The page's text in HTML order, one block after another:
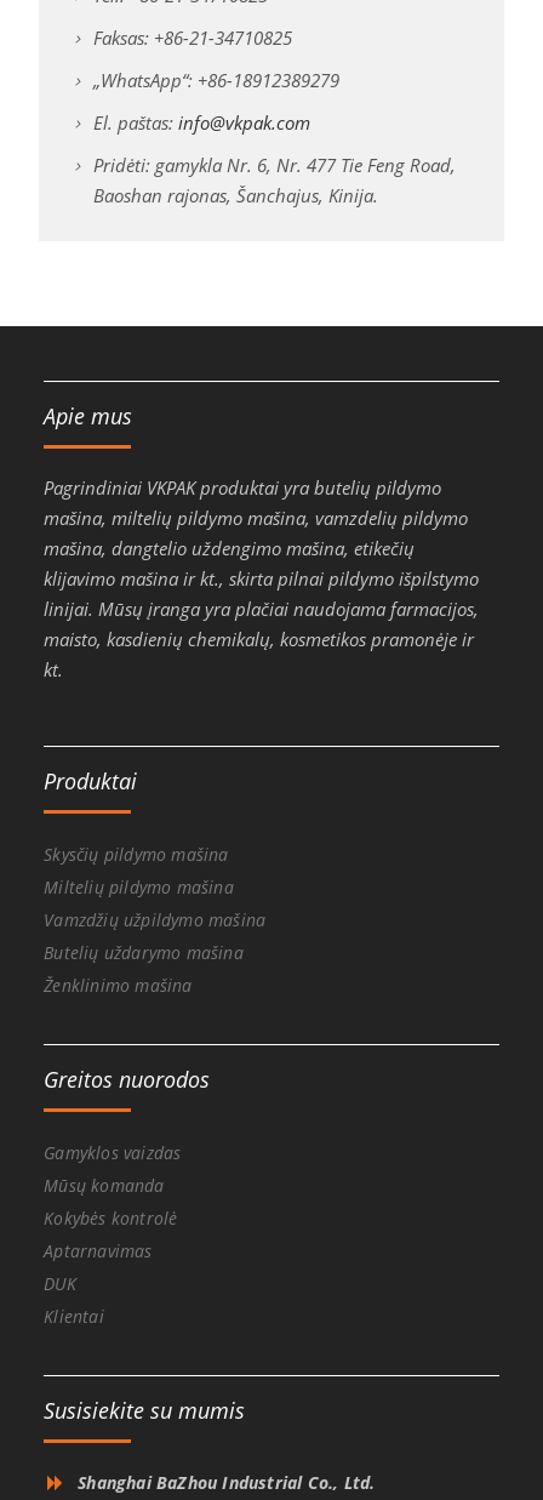
Faksas: +86-21-34710825
„WhatsApp“: +86-18912389279
El. paštas: info@vkpak.com
Pridėti: gamykla Nr. 6, Nr. 477 Tie Feng Road,
Baoshan rajonas, Šanchajus, Kinija.
Apie mus
Pagrindiniai VKPAK produktai yra butelių pildymo
mašina, miltelių pildymo mašina, vamzdelių pildymo
mašina, dangtelio uždengimo mašina, etikečių
klijavimo mašina ir kt., skirta pilnai pildymo išpilstymo
linijai. Mūsų įranga yra plačiai naudojama farmacijos,
maisto, kasdienių chemikalų, kosmetikos pramonėje ir
kt.
Produktai
Skysčių pildymo mašina
Miltelių pildymo mašina
Vamzdžių užpildymo mašina
Butelių uždarymo mašina
Ženklinimo mašina
Greitos nuorodos
Gamyklos vaizdas
Mūsų komanda
Kokybės kontrolė
Aptarnavimas
DUK
Klientai
Susisiekite su mumis
Shanghai BaZhou Industrial Co., Ltd.